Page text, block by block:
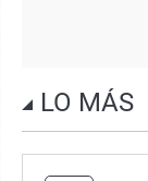
LO MÁS